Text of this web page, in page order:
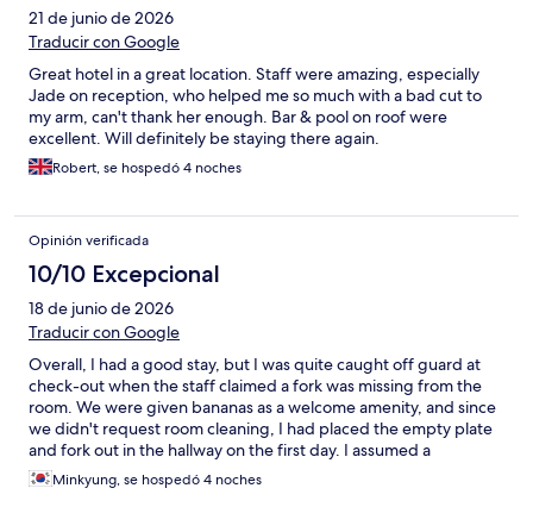
21 de junio de 2026
Traducir con Google
Great hotel in a great location. Staff were amazing, especially
Jade on reception, who helped me so much with a bad cut to
my arm, can't thank her enough. Bar & pool on roof were
excellent. Will definitely be staying there again.
Robert, se hospedó 4 noches
Opinión verificada
10/10 Excepcional
18 de junio de 2026
Traducir con Google
Overall, I had a good stay, but I was quite caught off guard at
check-out when the staff claimed a fork was missing from the
room. We were given bananas as a welcome amenity, and since
we didn't request room cleaning, I had placed the empty plate
and fork out in the hallway on the first day. I assumed a
housekeeper had naturally picked it up. Although they didn't
charge me for it in the end, the whole situation left a bitter taste
Minkyung, se hospedó 4 noches